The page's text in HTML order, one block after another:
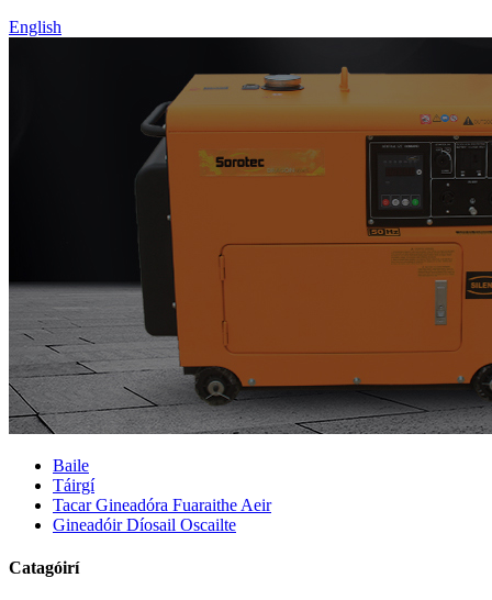
English
Baile
Táirgí
Tacar Gineadóra Fuaraithe Aeir
Gineadóir Díosail Oscailte
Catagóirí